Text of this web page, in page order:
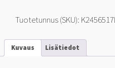
17
määrä
Tuotetunnus (SKU):
Kuvaus Lisätiedot